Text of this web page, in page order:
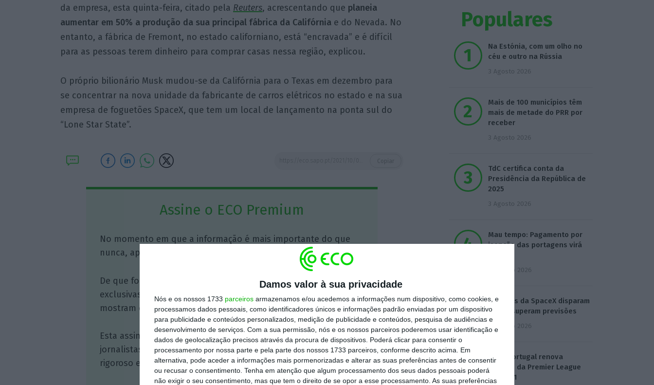
Damos valor à sua privacidade
Nós e os nossos 1733 parceiros armazenamos e/ou acedemos a informações num dispositivo, como cookies, e
processamos dados pessoais, como identificadores únicos e informações padrão enviadas por um dispositivo
para publicidade e conteúdos personalizados, medição de publicidade e conteúdos, pesquisa de audiências e
desenvolvimento de serviços. Com a sua permissão, nós e os nossos parceiros poderemos usar identificação e
dados de geolocalização precisos através da procura de dispositivos. Poderá clicar para consentir o
processamento por nossa parte e pela parte dos nossos 1733 parceiros, conforme descrito acima. Em
alternativa, pode aceder a informações mais pormenorizadas e alterar as suas preferências antes de consentir
ou recusar o consentimento. Tenha em atenção que algum processamento dos seus dados pessoais poderá
não exigir o seu consentimento, mas que tem o direito de se opor a esse processamento. As suas preferências
da empresa, esta quinta-feira, citado pela Reuters, acrescentando que planeia
aumentar em 50% a produção da sua principal fábrica da Califórniae do Nevada. No
entanto, a fábrica de Fremont, no estado californiano, está “encravada” e é difícil
para as pessoas terem dinheiro para comprar casas nessa região, explicou.
O próprio bilionário Musk mudou-se da Califórnia para o Texas em dezembro para
se concentrar na nova unidade da fabricante de carros elétricos no estado e na sua
empresa de foguetões SpaceX, que tem um local de lançamento na ponta sul do
“Lone Star State”.
Assine o ECO Premium
No momento em que a informação é mais importante do que
nunca, apoie o jornalismo independente e rigoroso.
De que forma? Assine o ECO Premium e tenha acesso a notícias
exclusivas, à opinião que conta, às reportagens e especiais que
mostram o outro lado da história.
Esta assinatura é uma forma de apoiar o ECO e os seus
jornalistas. A nossa contrapartida é o jornalismo independente,
rigoroso e credível.
Populares
Na Estónia, com um olho no
céu e outro na Rússia
3 Agosto 2026
Mais de 100 municípios têm
mais de metade do PRR por
receber
3 Agosto 2026
TdC certifica conta da
Presidência da República de
2025
3 Agosto 2026
Mau tempo: Pagamento por
isenção das portagens virá
4 Agosto 2026
Receitas da SpaceX disparam
92% e superam previsões
4 Agosto 2026
Dazn Portugal renova
direitos da Premier League
até 2031